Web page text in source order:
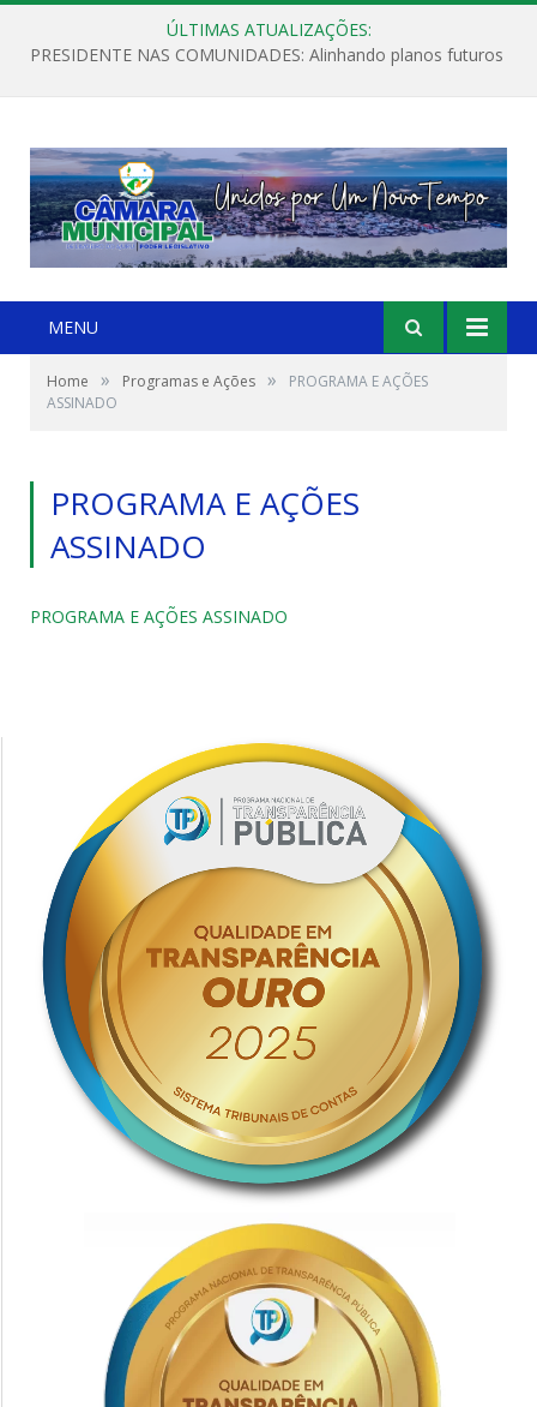
ÚLTIMAS ATUALIZAÇÕES:
PRESIDENTE NAS COMUNIDADES: Alinhando planos futuros
MENU
Home » Programas e Ações »
PROGRAMA E AÇÕES
ASSINADO
PROGRAMA E AÇÕES
ASSINADO
PROGRAMA E AÇÕES ASSINADO